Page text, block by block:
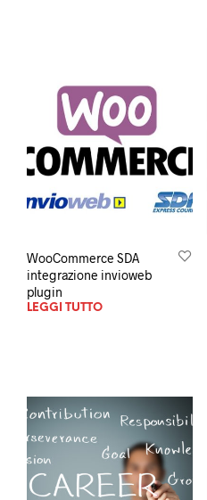
WooCommerce SDA
integrazione invioweb
plugin
LEGGI TUTTO